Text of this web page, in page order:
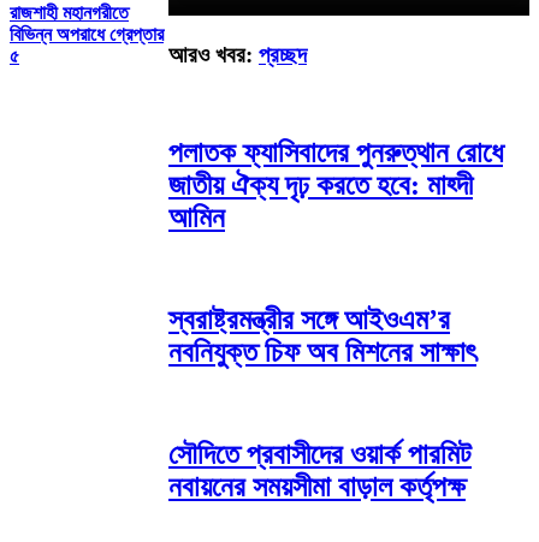
রাজশাহী মহানগরীতে
বিভিন্ন অপরাধে গ্রেপ্তার
৫
আরও খবর: প্রচ্ছদ
পলাতক ফ্যাসিবাদের পুনরুত্থান রোধে
জাতীয় ঐক্য দৃঢ় করতে হবে: মাহ্দী
আমিন
স্বরাষ্ট্রমন্ত্রীর সঙ্গে আইওএম’র
নবনিযুক্ত চিফ অব মিশনের সাক্ষাৎ
সৌদিতে প্রবাসীদের ওয়ার্ক পারমিট
নবায়নের সময়সীমা বাড়াল কর্তৃপক্ষ